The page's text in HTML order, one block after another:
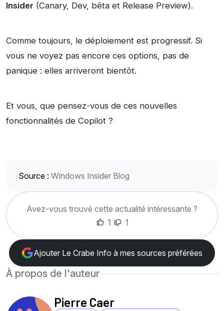
Insider (Canary, Dev, bêta et Release Preview).
Comme toujours, le déploiement est progressif. Si
vous ne voyez pas encore ces options, pas de
panique : elles arriveront bientôt.
Et vous, que pensez-vous de ces nouvelles
fonctionnalités de Copilot ?
Source : Windows Insider Blog
Avez-vous trouvé cette actualité intéressante ?
1
1
Ajouter Le Crabe Info à mes sources préférées
À propos de l'auteur
Pierre Caer